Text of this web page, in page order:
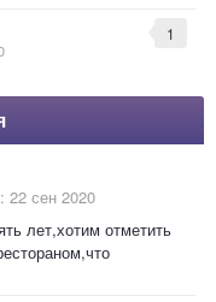
1
22 сен 2020
лет,хотим отметить